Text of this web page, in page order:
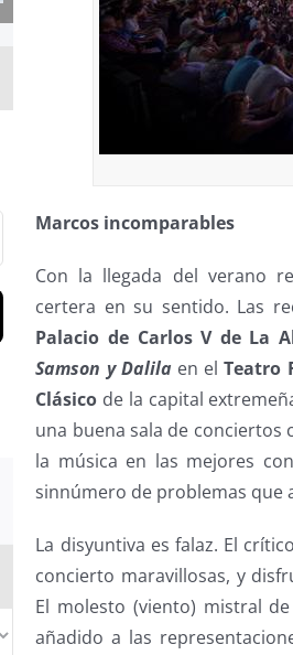
Marcos incomparables
Con la llegada del verano
certera en su sentido. Las
Palacio de Carlos V de La
Samson y Dalilaen elTeatro
Clásico de la capital
una buena sala de conciertos
la música en las mejores
sinnúmero de problemas que
La disyuntiva es falaz. El
concierto maravillosas, y
El molesto (viento) mistral
añadido a las